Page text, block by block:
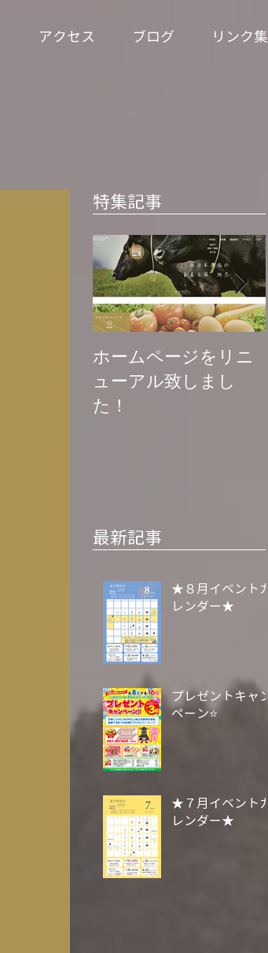
アクセス ブログ リンク集
特集記事
ホームページをリニ
ューアル致しまし
た！
最新記事
★８月イベントカ
レンダー★
プレゼントキャン
ペーン⭐
★７月イベントカ
レンダー★